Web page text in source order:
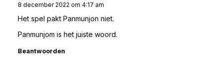
8 december 2022 om 4:17 am
Het spel pakt Panmunjon niet.
Panmunjom is het juiste woord.
Beantwoorden